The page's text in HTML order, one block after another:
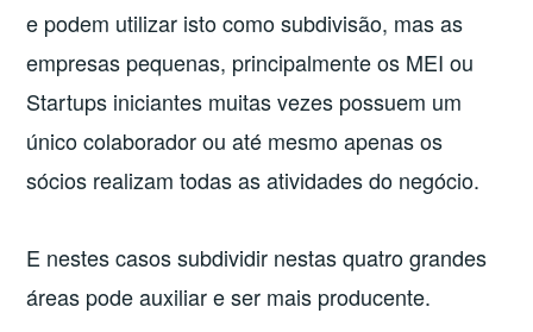
e podem utilizar isto como subdivisão, mas as
empresas pequenas, principalmente os MEI ou
Startups iniciantes muitas vezes possuem um
único colaborador ou até mesmo apenas os
sócios realizam todas as atividades do negócio.
E nestes casos subdividir nestas quatro grandes
áreas pode auxiliar e ser mais producente.